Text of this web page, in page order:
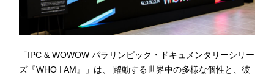
「IPC & WOWOW パラリンピック・ドキュメンタリーシリー
ズ『WHO I AM』」は、 躍動する世界中の多様な個性と、彼